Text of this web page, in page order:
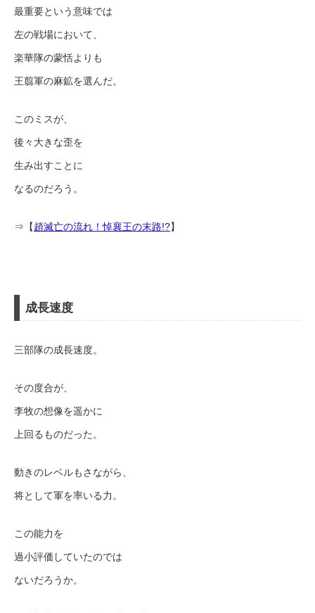
最重要という意味では
左の戦場において、
楽華隊の蒙恬よりも
王翦軍の麻鉱を選んだ。
このミスが、
後々大きな歪を
生み出すことに
なるのだろう。
⇒【趙滅亡の流れ！悼襄王の末路!?】
成長速度
三部隊の成長速度。
その度合が、
李牧の想像を遥かに
上回るものだった。
動きのレベルもさながら、
将として軍を率いる力。
この能力を
過小評価していたのでは
ないだろうか。